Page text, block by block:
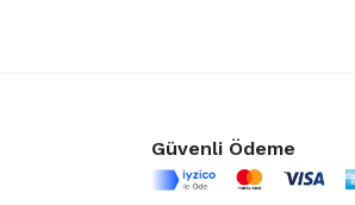
Güvenli Ödeme